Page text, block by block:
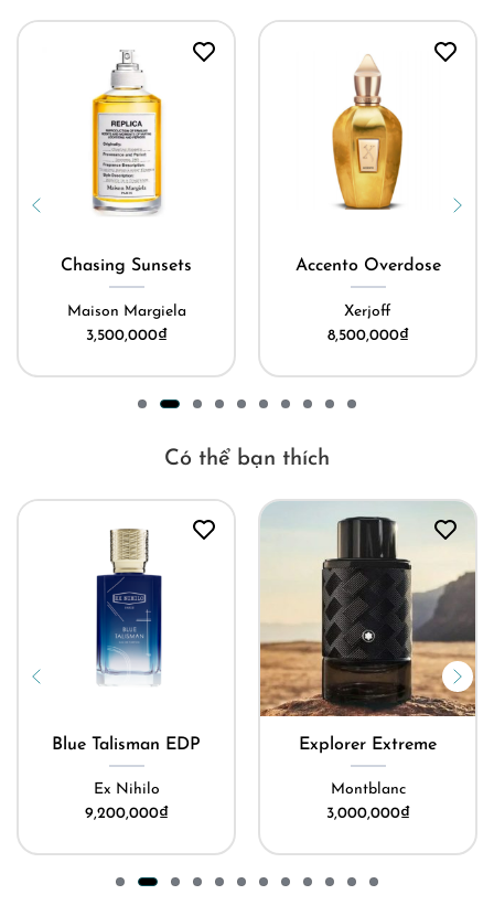
Chasing Sunsets
Maison Margiela
3,500,000₫
Accento Overdose
Xerjoff
8,500,000₫
Có thể bạn thích
Blue Talisman EDP
Ex Nihilo
9,200,000₫
Explorer Extreme
Montblanc
3,000,000₫